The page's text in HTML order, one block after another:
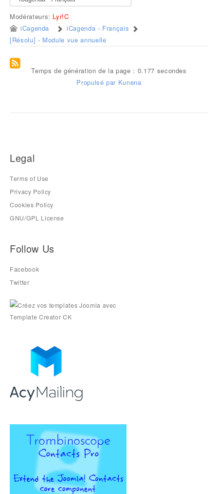
Modérateurs: Lyr!C
iCagenda
iCagenda - Français
[Résolu] - Module vue annuelle
Temps de génération de la page : 0.177 secondes
Propulsé par Kunena
Legal
Terms of Use
Privacy Policy
Cookies Policy
GNU/GPL License
Follow Us
Facebook
Twitter